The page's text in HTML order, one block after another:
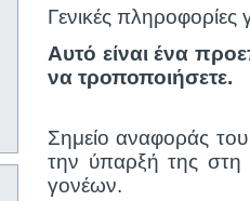
Γενικές πληροφορίες
Αυτό είναι ένα
να τροποποιήσετε.
Σημείο αναφοράς του
την ύπαρξή της στη
γονέων.